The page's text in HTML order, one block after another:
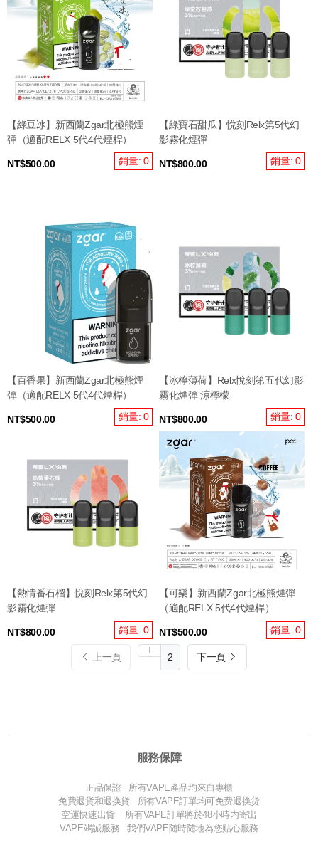
【綠豆冰】新西蘭Zgar北極熊煙
彈（適配RELX 5代4代煙桿）
NT$500.00 銷量: 0
【綠寶石甜瓜】悅刻Relx第5代幻
影霧化煙彈
NT$800.00 銷量: 0
【百香果】新西蘭Zgar北極熊煙
彈（適配RELX 5代4代煙桿）
NT$500.00 銷量: 0
【冰檸薄荷】Relx悅刻第五代幻影
霧化煙彈 涼檸檬
NT$800.00 銷量: 0
【熱情番石榴】悅刻Relx第5代幻
影霧化煙彈
NT$800.00 銷量: 0
【可樂】新西蘭Zgar北極熊煙彈
（適配RELX 5代4代煙桿）
NT$500.00 銷量: 0
上一頁 2 下一頁
服務保障
正品保證 所有VAPE產品均來自專櫃
免費退貨和退换貨 所有VAPE訂單均可免费退换货
空運快速出貨 所有VAPE訂單將於48小時内寄出
VAPE竭誠服務 我們VAPE随時随地為您贴心服務